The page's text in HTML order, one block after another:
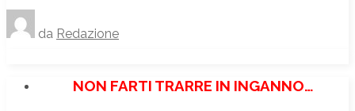
da Redazione
NON FARTI TRARRE IN INGANNO…